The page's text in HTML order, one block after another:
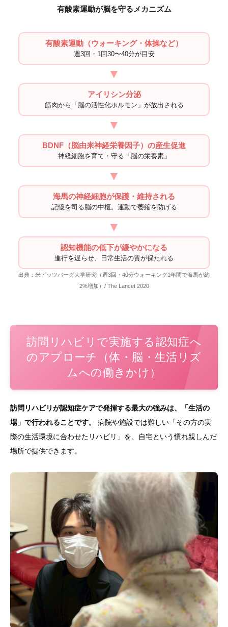
有酸素運動が脳を守るメカニズム
有酸素運動（ウォーキング・体操など）
週3回・1回30〜40分が目安
▼
アイリシン分泌
筋肉から「脳の活性化ホルモン」が放出される
▼
BDNF（脳由来神経栄養因子）の産生促進
神経細胞を育て・守る「脳の栄養素」
▼
海馬の神経細胞が保護・維持される
記憶を司る脳の中枢。運動で萎縮を防げる
▼
認知機能の低下が緩やかになる
進行を遅らせ、日常生活の質が保たれる
出典：米ピッツバーグ大学研究（週3回・40分ウォーキング1年間で海馬が約
2%増加）/ The Lancet 2020
訪問リハビリで実施する認知症へ
のアプローチ（体・脳・生活リズ
ムへの働きかけ）
訪問リハビリが認知症ケアで発揮する最大の強みは、「生活の
場」で行われることです。
病院や施設では難しい「その方の実
際の生活環境に合わせたリハビリ」を、自宅という慣れ親しんだ
場所で提供できます。